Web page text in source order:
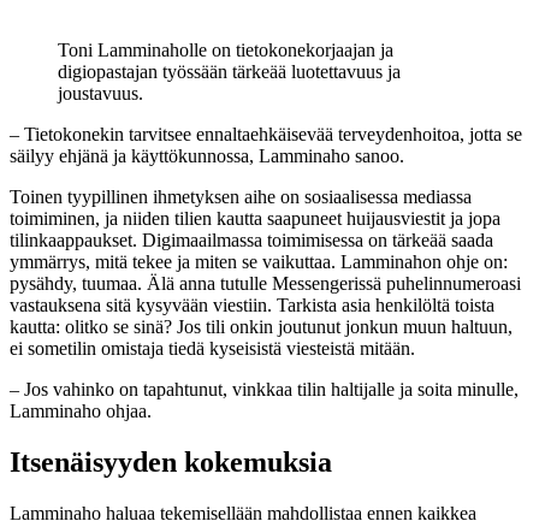
Toni Lamminaholle on tietokonekorjaajan ja
digiopastajan työssään tärkeää luotettavuus ja
joustavuus.
– Tietokonekin tarvitsee ennaltaehkäisevää terveydenhoitoa, jotta se
säilyy ehjänä ja käyttökunnossa, Lamminaho sanoo.
Toinen tyypillinen ihmetyksen aihe on sosiaalisessa mediassa
toimiminen, ja niiden tilien kautta saapuneet huijausviestit ja jopa
tilinkaappaukset. Digimaailmassa toimimisessa on tärkeää saada
ymmärrys, mitä tekee ja miten se vaikuttaa. Lamminahon ohje on:
pysähdy, tuumaa. Älä anna tutulle Messengerissä puhelinnumeroasi
vastauksena sitä kysyvään viestiin. Tarkista asia henkilöltä toista
kautta: olitko se sinä? Jos tili onkin joutunut jonkun muun haltuun,
ei sometilin omistaja tiedä kyseisistä viesteistä mitään.
– Jos vahinko on tapahtunut, vinkkaa tilin haltijalle ja soita minulle,
Lamminaho ohjaa.
Itsenäisyyden kokemuksia
Lamminaho haluaa tekemisellään mahdollistaa ennen kaikkea